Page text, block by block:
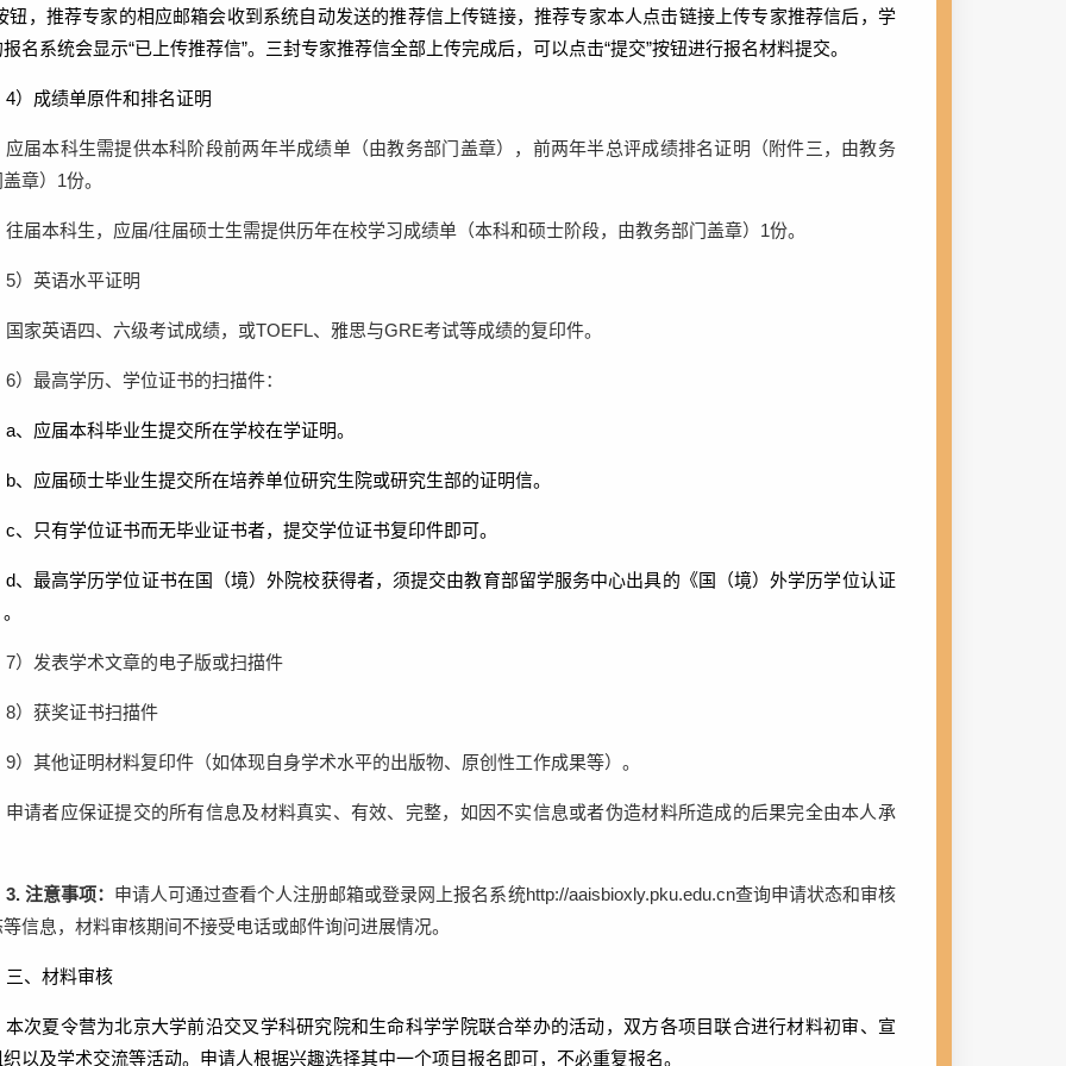
钮，推荐专家的相应邮箱会收到系统自动发送的推荐信上传链接，推荐专家本人点击链接上传专家推荐信后，学
名系统会显示“已上传推荐信”。三封专家推荐信全部上传完成后，可以点击“提交”按钮进行报名材料提交。
4） 成绩单原件和排名证明
应届本科生需提供本科阶段前两年半成绩单（由教务部门盖章），前两年半总评成绩排名证明（附件三，由教务
章） 1份。
往届本科生，应届/往届硕士生需提供历年在校学习成绩单（本科和硕士阶段，由教务部门盖章） 1份。
5） 英语水平证明
国家英语四、六级考试成绩，或TOEFL、雅思与GRE考试等成绩的复印件。
6） 最高学历、学位证书的扫描件：
a、应届本科毕业生提交所在学校在学证明。
b、应届硕士毕业生提交所在培养单位研究生院或研究生部的证明信。
c、只有学位证书而无毕业证书者，提交学位证书复印件即可。
d、 最高学历学位证书在国（境）外院校获得者，须提交由教育部留学服务中心出具的 《国（境）外学历学位认证
7） 发表学术文章的电子版或扫描件
8） 获奖证书扫描件
9） 其他证明材料复印件（如体现自身学术水平的出版物、原创性工作成果等）。
申请者应保证提交的所有信息及材料真实、有效、完整，如因不实信息或者伪造材料所造成的后果完全由本人承
3. 注意事项： 申请人可通过查看个人注册邮箱或登录网上报名系统http://aaisbioxly.pku.edu.cn查询申请状态和审核
信息，材料审核期间不接受电话或邮件询问进展情况。
三、材料审核
本次夏令营为北京大学前沿交叉学科研究院和生命科学学院联合举办的活动，双方各项目联合进行材料初审、宣
以及学术交流等活动。申请人根据兴趣选择其中一个项目报名即可，不必重复报名。